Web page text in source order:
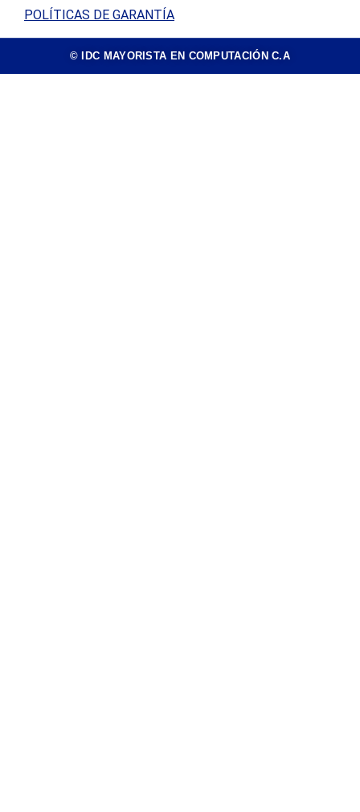
POLÍTICAS DE GARANTÍA
© IDC MAYORISTA EN COMPUTACIÓN C.A